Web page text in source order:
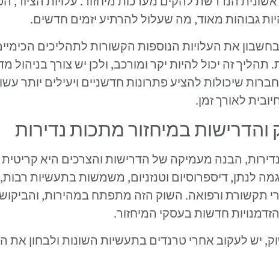
גבוהות מאוד, מה שעלול להרתיע יזמים חדשים.
את העלויות הנוספות הקשורות לתהליכים
זה יכול להיות יקר ומורכב, ולכן יש צורך בניהול
שיכולות להציע פתרונות חדשניים ויעילים יותר
לאורך זמן.
במיחזור מתכות נדירות
הבנה מעמיקה של הדרישות והצרכים היא
לנתן, דיספרוסיום וטנזניום, משמשות בתעשיות רבות,
תקשורת ורפואה. השוק הזה מתפתח במהירות,
חדשות בעסקי המיחזור.
יש לעקוב אחרי טרנדים בתעשיות השונות ולבחון